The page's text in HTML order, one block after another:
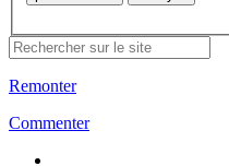
Remonter
Commenter